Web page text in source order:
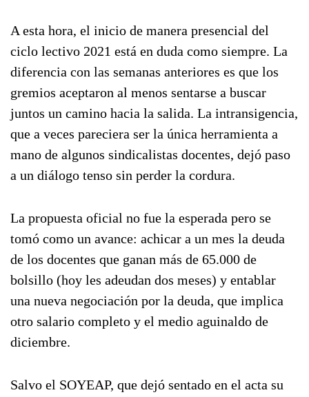
A esta hora, el inicio de manera presencial del
ciclo lectivo 2021 está en duda como siempre. La
diferencia con las semanas anteriores es que los
gremios aceptaron al menos sentarse a buscar
juntos un camino hacia la salida. La intransigencia,
que a veces pareciera ser la única herramienta a
mano de algunos sindicalistas docentes, dejó paso
a un diálogo tenso sin perder la cordura.
La propuesta oficial no fue la esperada pero se
tomó como un avance: achicar a un mes la deuda
de los docentes que ganan más de 65.000 de
bolsillo (hoy les adeudan dos meses) y entablar
una nueva negociación por la deuda, que implica
otro salario completo y el medio aguinaldo de
diciembre.
Salvo el SOYEAP, que dejó sentado en el acta su